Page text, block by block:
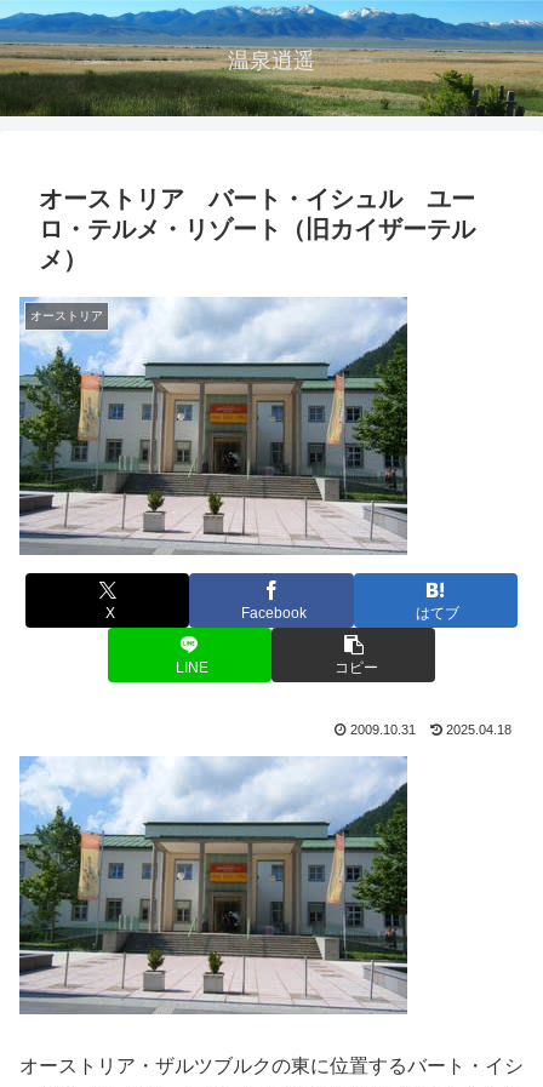
温泉逍遥
オーストリア バート・イシュル ユー
ロ・テルメ・リゾート（旧カイザーテル
メ）
オーストリア
X Facebook はてブ
LINE コピー
2009.10.31 2025.04.18
オーストリア・ザルツブルクの東に位置するバート・イシ